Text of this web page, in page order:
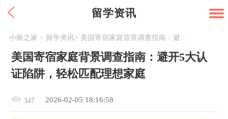
留学资讯
小留之家 > 留学资讯>
美国寄宿家庭背景调查指南：避开5大认
证陷阱，轻松匹配理想家庭
347 2026-02-05 18:16:58